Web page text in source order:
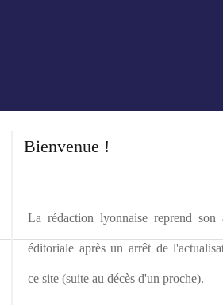
Bienvenue !
La rédaction lyonnaise reprend son
éditoriale après un arrêt de
ce site (suite au décès d'un proche).